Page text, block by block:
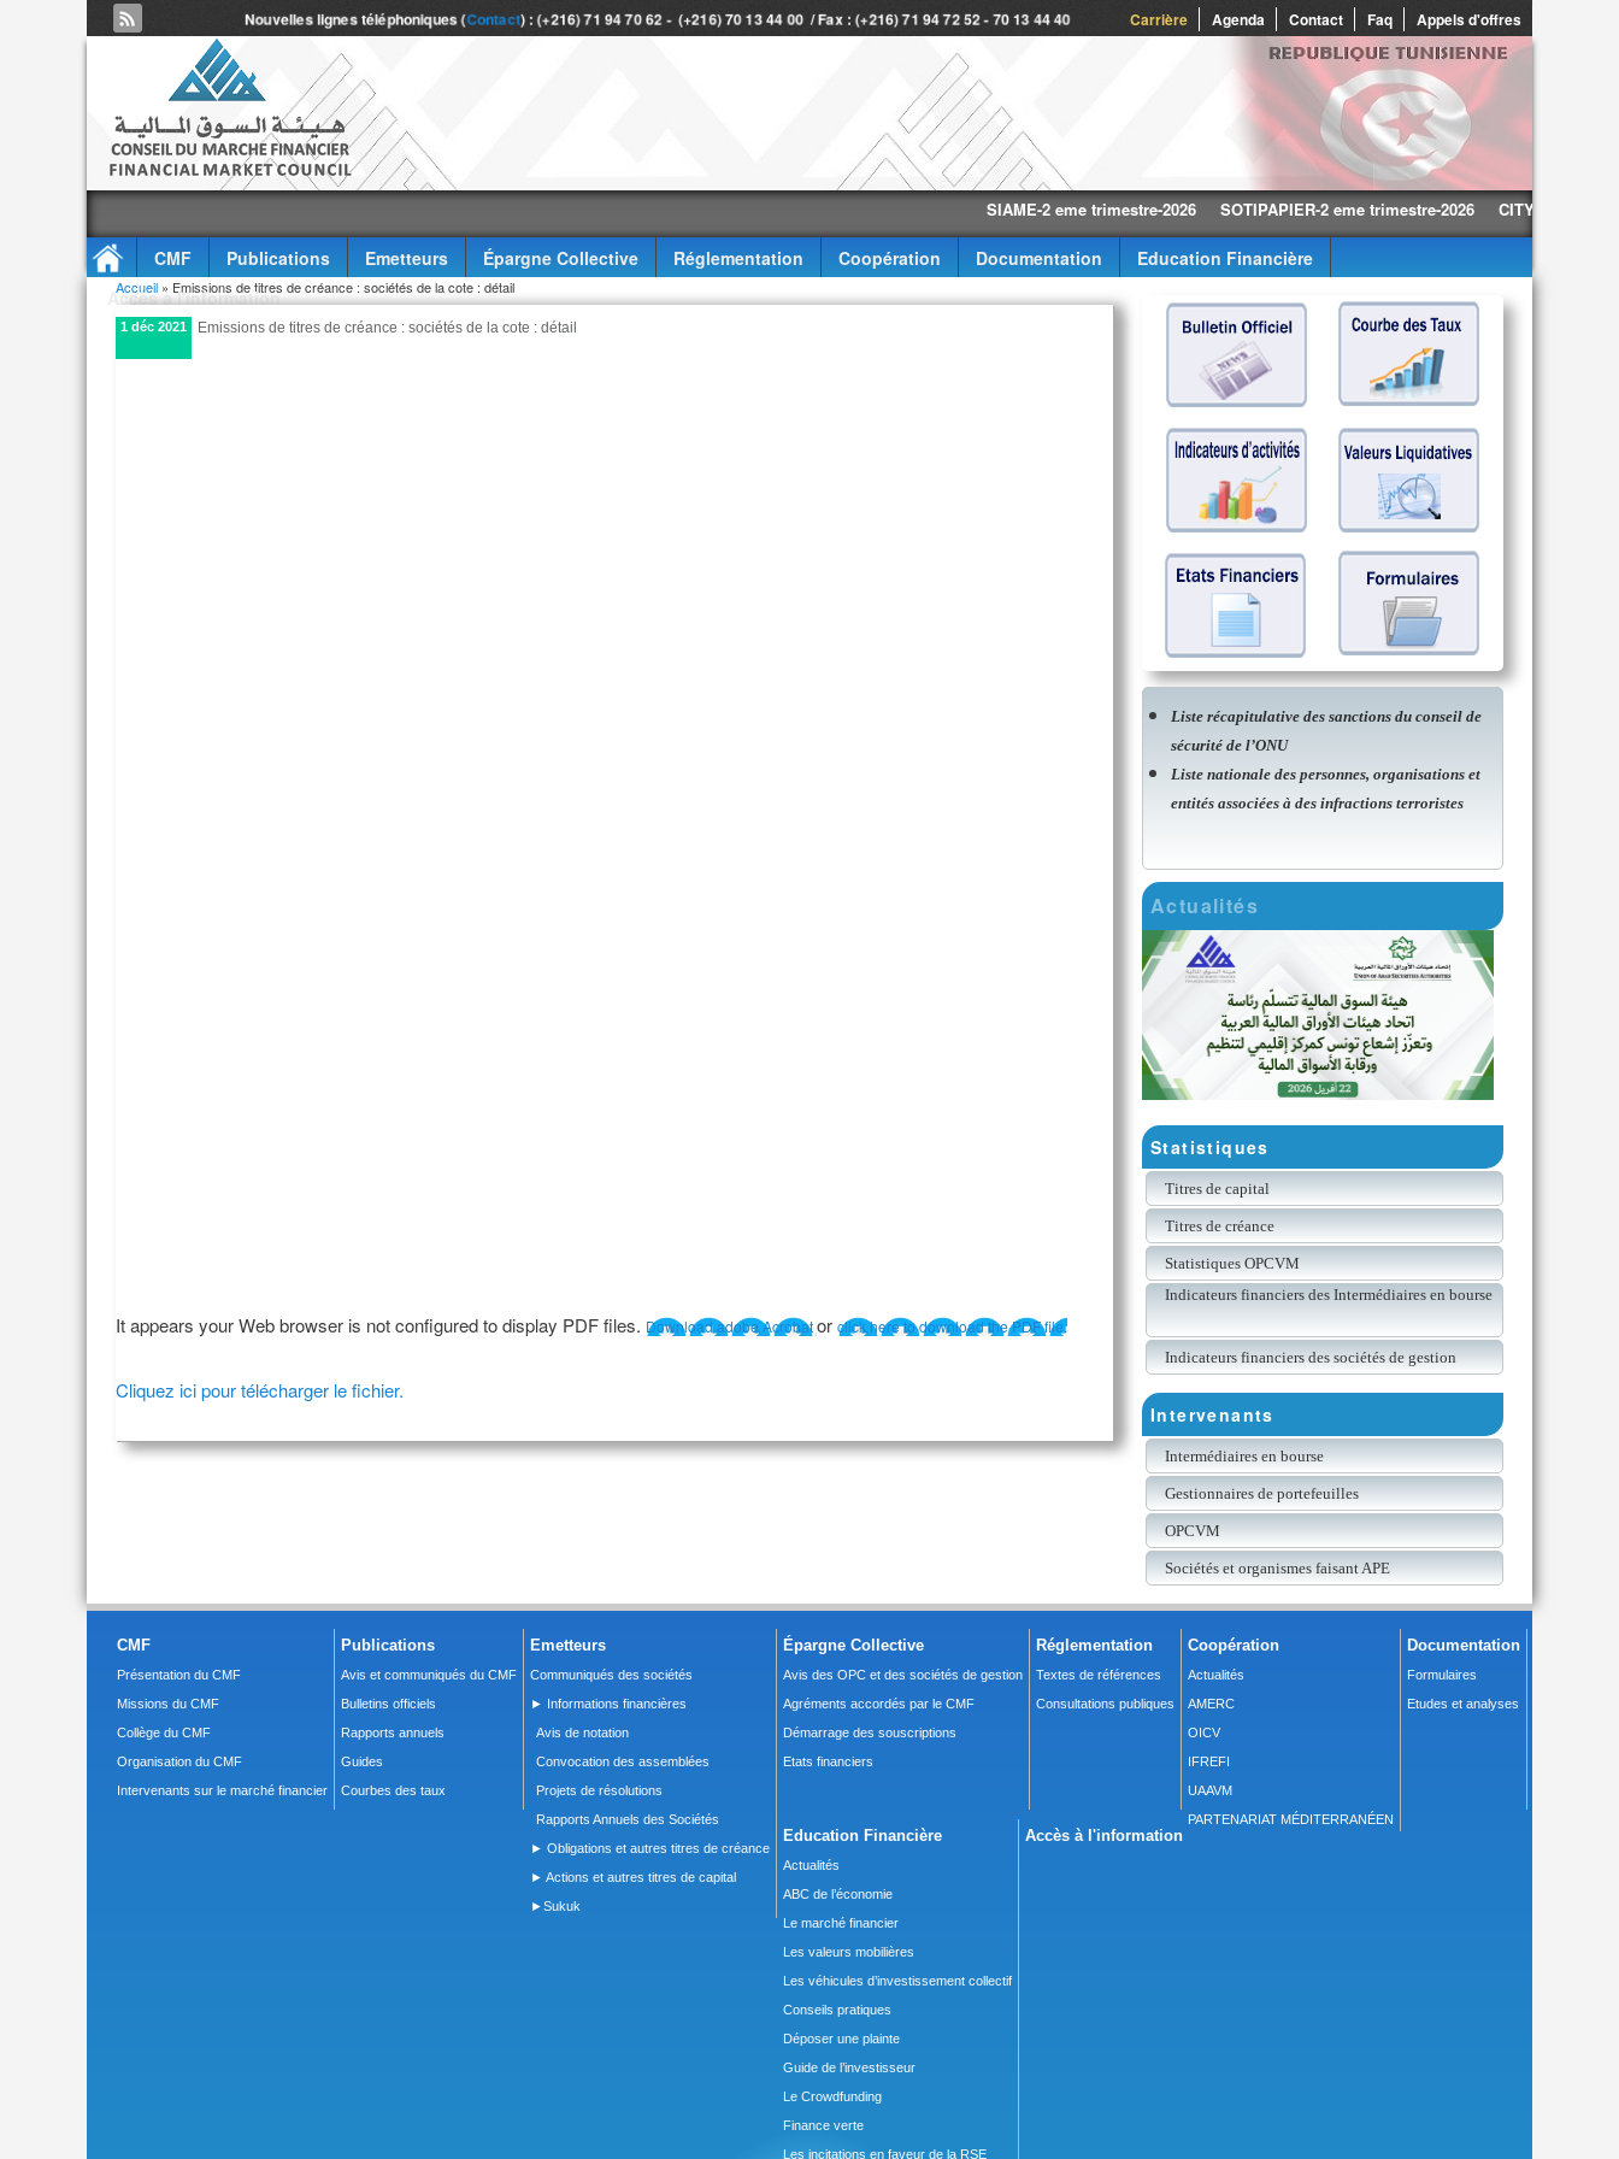
Carrière Agenda Contact Faq Appels d'offres
Nouvelles lignes téléphoniques (Contact) : (+216) 71 94 70 62 - (+216) 70 13 44 00 / Fax : (+216) 71 94 72 52 - 70 13 44 40
SIAME-2 eme trimestre-2026 SOTIPAPIER-2 eme trimestre-2026 CITY CARS-2 eme
CMF Publications Emetteurs Épargne Collective Réglementation Coopération Documentation
Education Financière
Accès à l'information
Vous êtes ici
Accueil » Emissions de titres de créance : sociétés de la cote : détail
1 déc 2021 Emissions de titres de créance : sociétés de la cote : détail
It appears your Web browser is not configured to display PDF files. Download adobe Acrobator click here to download the PDF file.
Cliquez ici pour télécharger le fichier.
Liste récapitulative des sanctions du conseil de
sécurité de l’ONU
Liste nationale des personnes, organisations et
entités associées à des infractions terroristes
Actualités
Statistiques
Titres de capital
Titres de créance
Statistiques OPCVM
Indicateurs financiers des Intermédiaires en bourse
Indicateurs financiers des sociétés de gestion
Intervenants
Intermédiaires en bourse
Gestionnaires de portefeuilles
OPCVM
Sociétés et organismes faisant APE
CMF
Présentation du CMF
Missions du CMF
Collège du CMF
Organisation du CMF
Intervenants sur le marché financier
Publications
Avis et communiqués du CMF
Bulletins officiels
Rapports annuels
Guides
Courbes des taux
Emetteurs
Communiqués des sociétés
► Informations financières
Avis de notation
Convocation des assemblées
Projets de résolutions
Rapports Annuels des Sociétés
► Obligations et autres titres de créance
► Actions et autres titres de capital
►Sukuk
Épargne Collective
Avis des OPC et des sociétés de gestion
Agréments accordés par le CMF
Démarrage des souscriptions
Etats financiers
Réglementation
Textes de références
Consultations publiques
Coopération
Actualités
AMERC
OICV
IFREFI
UAAVM
PARTENARIAT MÉDITERRANÉEN
Documentation
Formulaires
Etudes et analyses
Education Financière
Actualités
ABC de l’économie
Le marché financier
Les valeurs mobilières
Les véhicules d’investissement collectif
Conseils pratiques
Déposer une plainte
Guide de l’investisseur
Le Crowdfunding
Finance verte
Les incitations en faveur de la RSE
Accès à l'information